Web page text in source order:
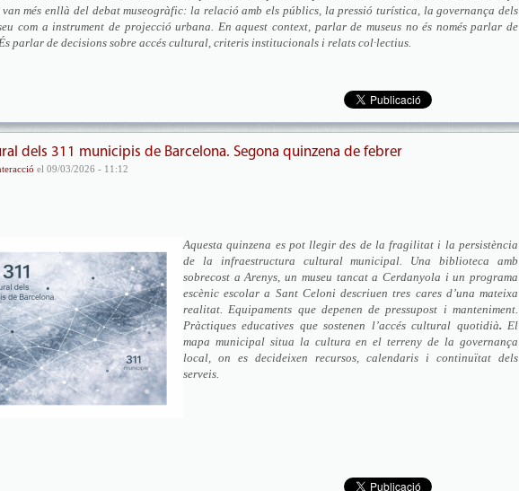
van més enllà del debat museogràfic: la relació amb els públics, la pressió turística, la governança dels
com a instrument de projecció urbana. En aquest context, parlar de museus no és només parlar de
parlar de decisions sobre accés cultural, criteris institucionals i relats col·lectius.
dels 311 municipis de Barcelona. Segona quinzena de febrer
el 09/03/2026 - 11:12
Aquesta quinzena es pot llegir des de la fragilitat i la persistència
de la infraestructura cultural municipal. Una biblioteca amb
sobrecost a Arenys, un museu tancat a Cerdanyola i un programa
escènic escolar a Sant Celoni descriuen tres cares d’una mateixa
realitat. Equipaments que depenen de pressupost i manteniment.
Pràctiques educatives que sostenen l’accés cultural quotidià. El
mapa municipal situa la cultura en el terreny de la governança
local, on es decideixen recursos, calendaris i continuïtat dels
serveis.